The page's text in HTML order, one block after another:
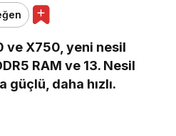
ve X750, yeni nesil
RAM ve 13. Nesil
daha hızlı.